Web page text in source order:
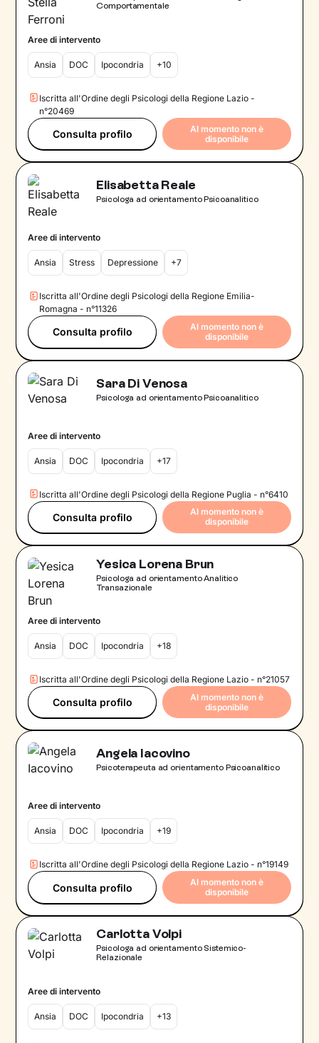
Comportamentale
Aree di intervento
Ansia DOC Ipocondria +10
Iscritta all'Ordine degli Psicologi della Regione Lazio -
n°20469
Consulta profilo
Al momento non è
disponibile
Elisabetta Reale
Psicologa ad orientamento Psicoanalitico
Aree di intervento
Ansia Stress Depressione +7
Iscritta all'Ordine degli Psicologi della Regione Emilia-
Romagna - n°11326
Consulta profilo
Al momento non è
disponibile
Sara Di Venosa
Psicologa ad orientamento Psicoanalitico
Aree di intervento
Ansia DOC Ipocondria +17
Iscritta all'Ordine degli Psicologi della Regione Puglia - n°6410
Consulta profilo
Al momento non è
disponibile
Yesica Lorena Brun
Psicologa ad orientamento Analitico
Transazionale
Aree di intervento
Ansia DOC Ipocondria +18
Iscritta all'Ordine degli Psicologi della Regione Lazio - n°21057
Consulta profilo
Al momento non è
disponibile
Angela Iacovino
Psicoterapeuta ad orientamento Psicoanalitico
Aree di intervento
Ansia DOC Ipocondria +19
Iscritta all'Ordine degli Psicologi della Regione Lazio - n°19149
Consulta profilo
Al momento non è
disponibile
Carlotta Volpi
Psicologa ad orientamento Sistemico-
Relazionale
Aree di intervento
Ansia DOC Ipocondria +13